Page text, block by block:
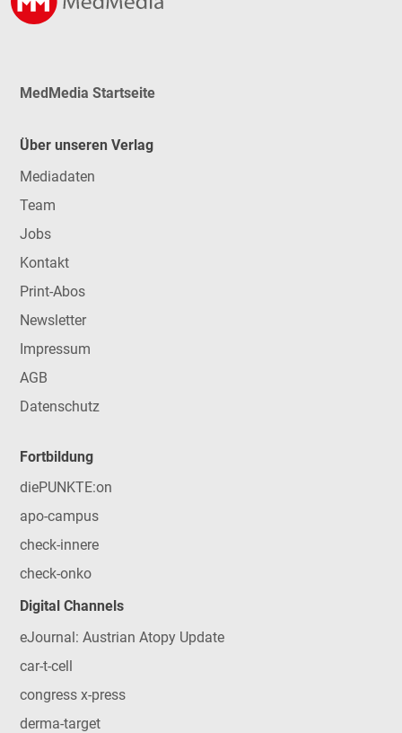
MedMedia Startseite
Über unseren Verlag
Mediadaten
Team
Jobs
Kontakt
Print-Abos
Newsletter
Impressum
AGB
Datenschutz
Fortbildung
diePUNKTE:on
apo-campus
check-innere
check-onko
Digital Channels
eJournal: Austrian Atopy Update
car-t-cell
congress x-press
derma-target